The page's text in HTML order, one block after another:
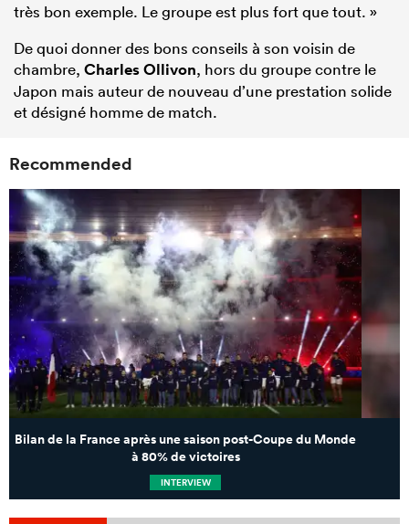
très bon exemple. Le groupe est plus fort que tout. »
De quoi donner des bons conseils à son voisin de
chambre, Charles Ollivon, hors du groupe contre le
Japon mais auteur de nouveau d’une prestation solide
et désigné homme de match.
Recommended
Bilan de la France après une saison post-Coupe du Monde
à 80% de victoires
INTERVIEW